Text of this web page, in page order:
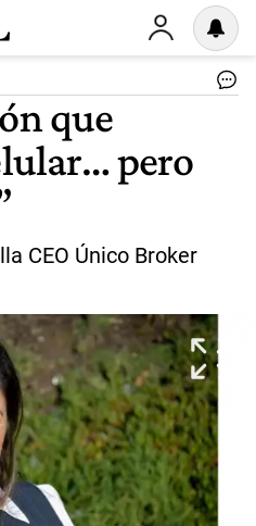
que
pero
CEO Único Broker